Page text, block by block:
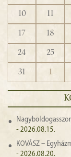
10
11
17
18
24
25
31
1
- 2026.08.15.
KOVÁSZ –
- 2026.08.20.